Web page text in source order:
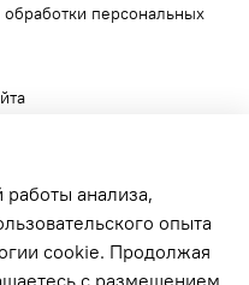
персональных
56 65
анализа,
опыта
cookie. Продолжая